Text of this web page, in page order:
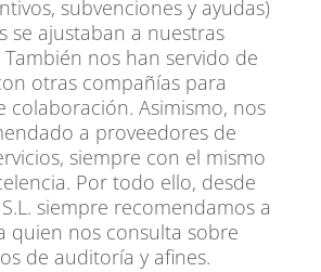
subvenciones y ayudas)
se ajustaban a nuestras
También nos han servido de
otras compañías para
colaboración. Asimismo, nos
a proveedores de
siempre con el mismo
Por todo ello, desde
S.L. siempre recomendamos a
quien nos consulta sobre
de auditoría y afines.